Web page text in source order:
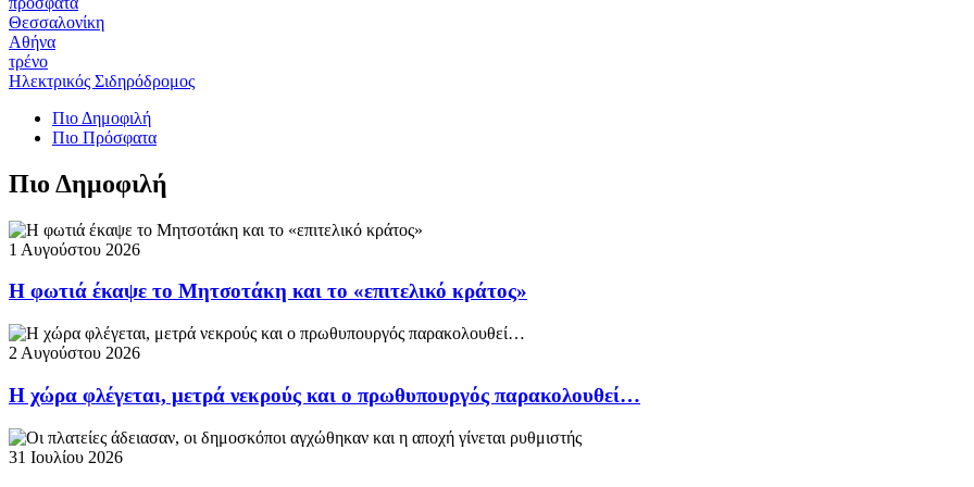
Θεσσαλονίκη
Αθήνα
τρένο
Ηλεκτρικός Σιδηρόδρομος
Πιο Δημοφιλή
Πιο Πρόσφατα
Πιο Δημοφιλή
1 Αυγούστου 2026
Η φωτιά έκαψε το Μητσοτάκη και το «επιτελικό κράτος»
2 Αυγούστου 2026
Η χώρα φλέγεται, μετρά νεκρούς και ο πρωθυπουργός παρακολουθεί…
31 Ιουλίου 2026